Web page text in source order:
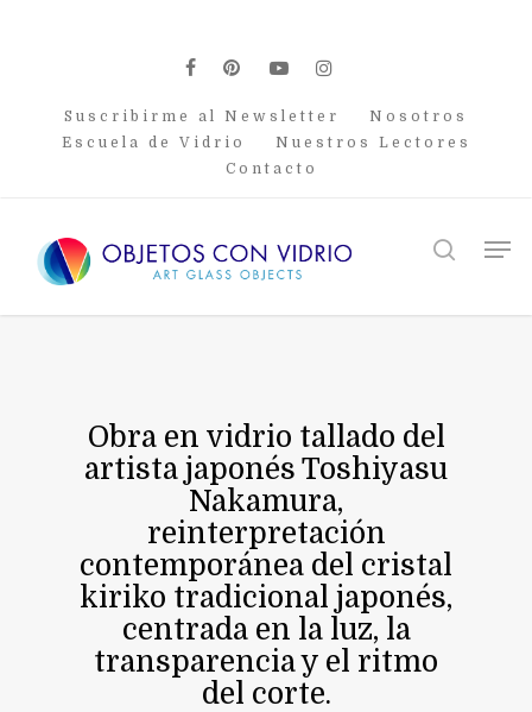
facebook
pinterest
youtubeinstagram
Suscribirme al Newsletter
Nosotros
Escuela de Vidrio
Nuestros Lectores
Contacto
search
Obra en vidrio tallado del
artista japonés Toshiyasu
Nakamura,
reinterpretación
contemporánea del cristal
kiriko tradicional japonés,
centrada en la luz, la
transparencia y el ritmo
del corte.